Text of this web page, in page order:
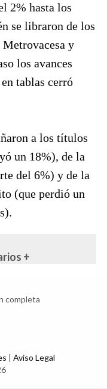
2% hasta los
se libraron de los
y
los avances
tablas cerró
a los títulos
un 18%), de la
del 6%) y de la
(que perdió un
+
completa
| Aviso Legal